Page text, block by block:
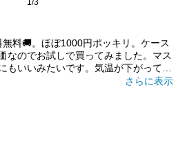
1/3
無料🚚。ほぼ1000円ポッキリ。ケース
なのでお試しで買ってみました。マス
もいいみたいです。気温が下がってき
さらに表示